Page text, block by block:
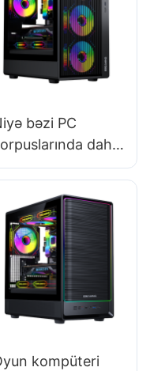
bəzi PC
daha
hava axını
kompüteri